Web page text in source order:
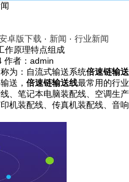
卓版下载 · 新闻 · 行业新闻
作原理特点组成
作者：admin
为：自流式输送系统倍速链输送
送， 倍速链输送线最常用的行业
、笔记本电脑装配线、空调生产
机装配线、传真机装配线、音响